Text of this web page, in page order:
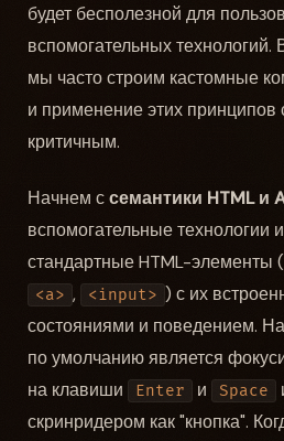
будет бесполезной для
вспомогательных технологий.
мы часто строим кастомные
и применение этих
критичным.
Начнем ссемантики HTML и
вспомогательные технологии
стандартные HTML-элементы
<a> , <input> ) с их
состояниями и поведением.
по умолчанию является
на клавиши
Enter и Space
скринридером как "кнопка".